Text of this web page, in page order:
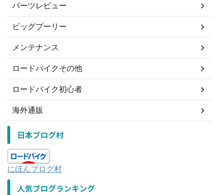
パーツレビュー
ビッグプーリー
メンテナンス
ロードバイクその他
ロードバイク初心者
海外通販
日本ブログ村
にほんブログ村
人気ブログランキング